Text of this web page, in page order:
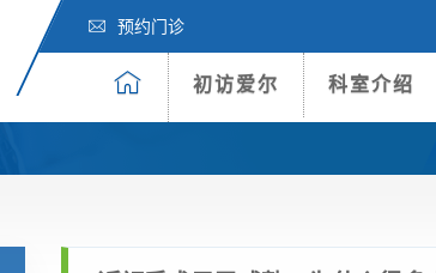
预约门诊
初访爱尔 科室介绍